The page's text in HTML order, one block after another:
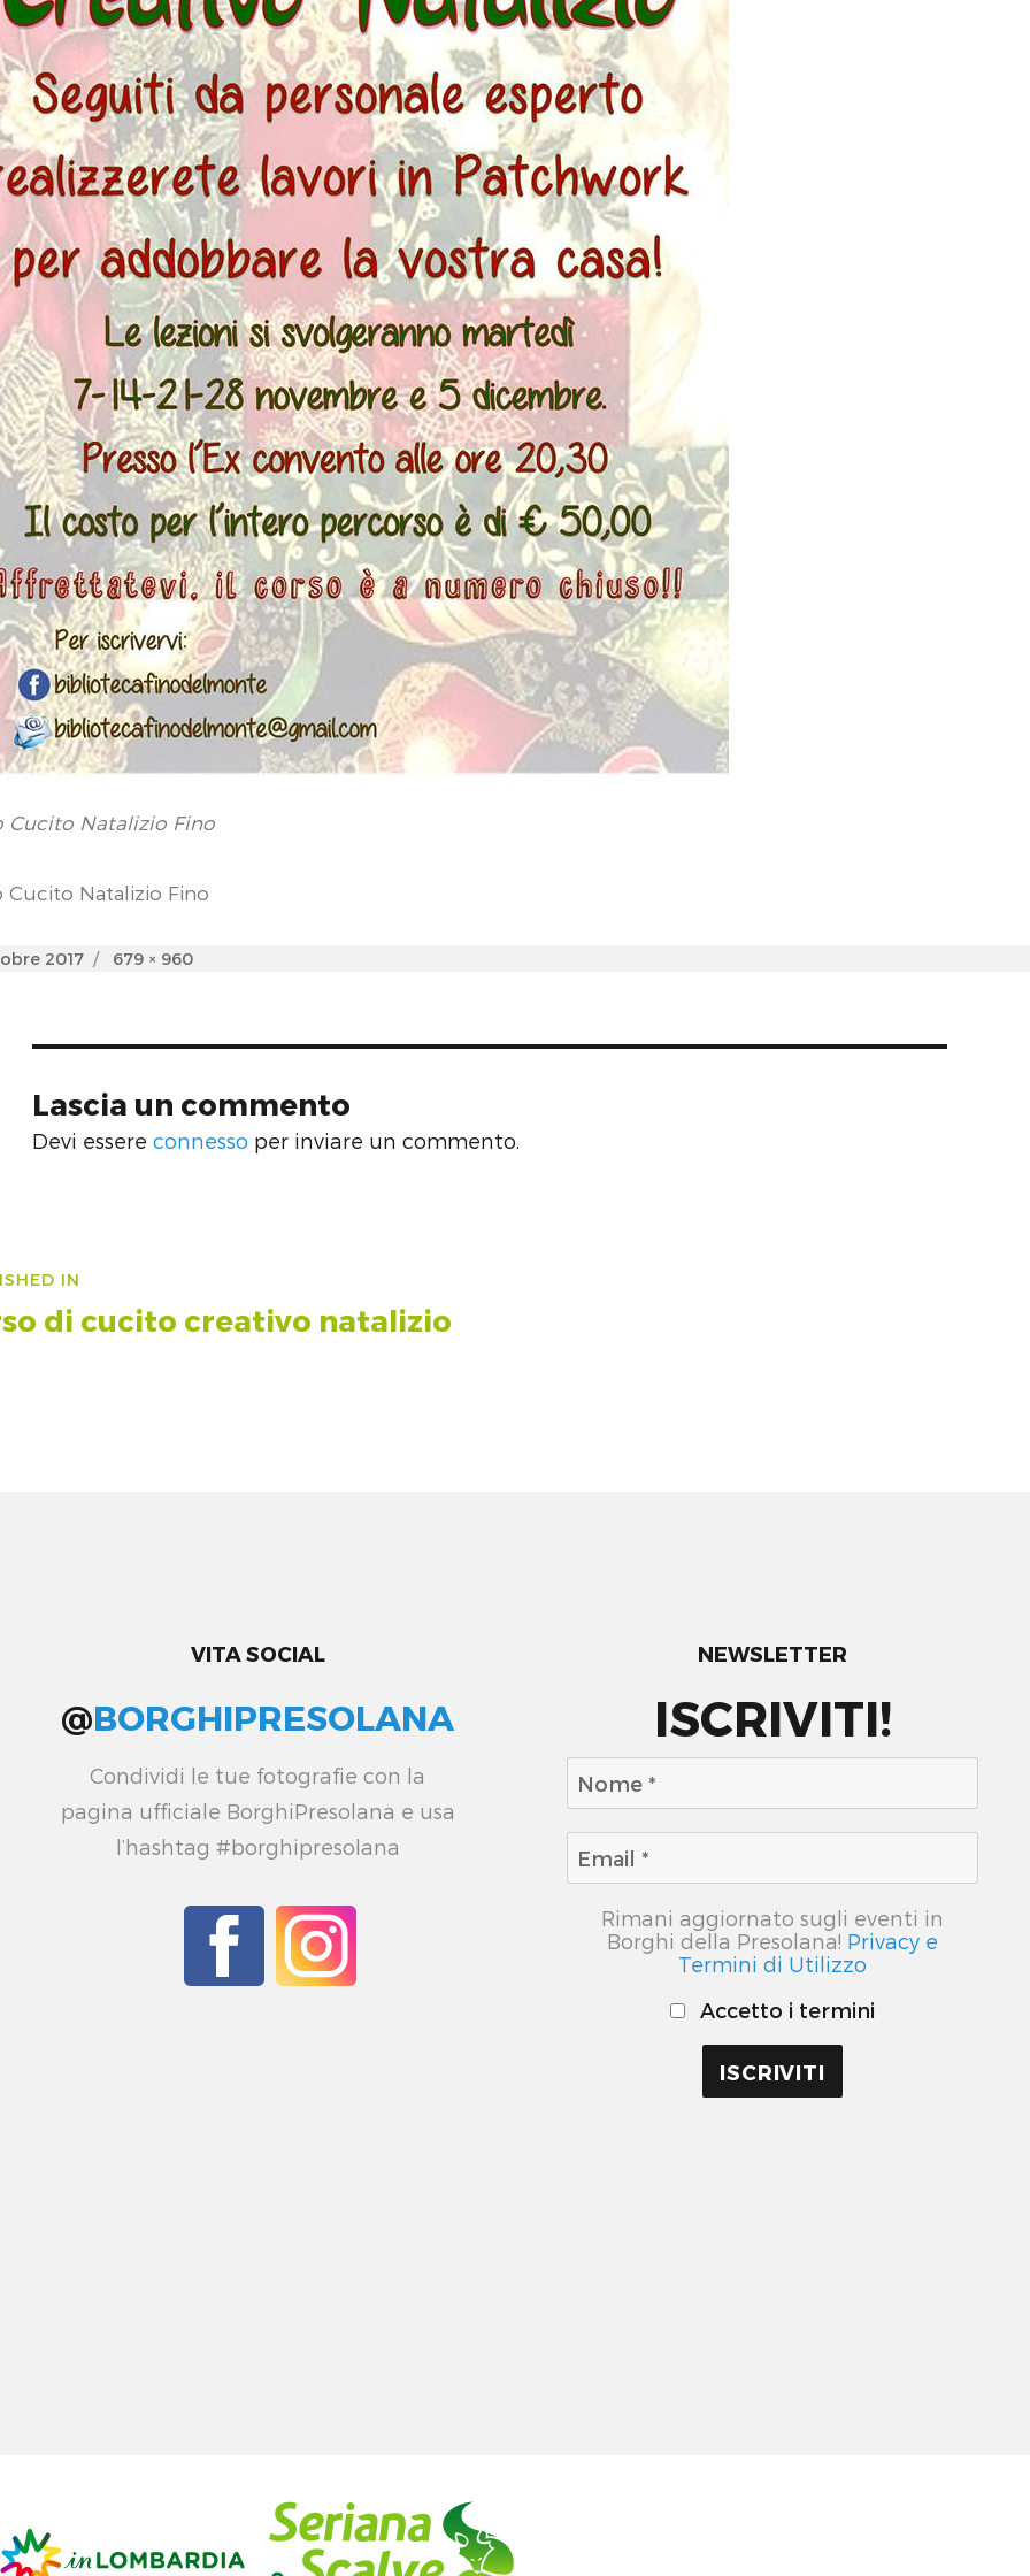
Cucito Natalizio Fino
Cucito Natalizio Fino
2017
Full
679 × 960
Lascia un commento
Devi essere connesso per inviare un commento.
IN
di cucito creativo natalizio
VITA SOCIAL
@BORGHIPRESOLANA
Condividi le tue fotografie con la
pagina ufficiale BorghiPresolana e usa
l’hashtag #borghipresolana
NEWSLETTER
ISCRIVITI!
Rimani aggiornato sugli eventi in
Borghi della Presolana! Privacy e
Termini di Utilizzo
Accetto i termini